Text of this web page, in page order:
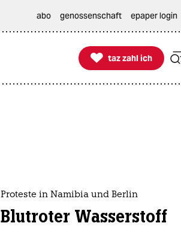
abo genossenschaft epaper login

taz zahl ich
taz zahl ich
Proteste in Namibia und Berlin
Blutroter Wasserstoff